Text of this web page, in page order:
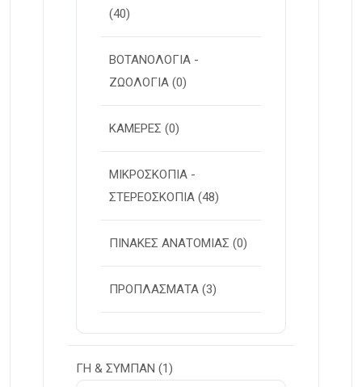
(40)
ΒΟΤΑΝΟΛΟΓΙΑ -
ΖΩΟΛΟΓΙΑ (0)
ΚΑΜΕΡΕΣ (0)
ΜΙΚΡΟΣΚΟΠΙΑ -
ΣΤΕΡΕOΣΚΟΠΙΑ (48)
ΠΙΝΑΚΕΣ ΑΝΑΤΟΜΙΑΣ (0)
ΠΡΟΠΛΑΣΜΑΤΑ (3)
ΓΗ & ΣΥΜΠΑΝ (1)